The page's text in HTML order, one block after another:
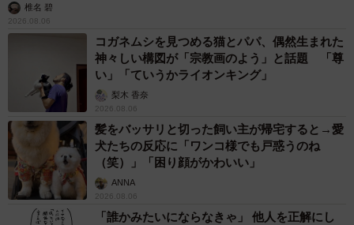
椎名 碧
2026.08.06
コガネムシを見つめる猫とパパ、偶然生まれた
神々しい構図が「宗教画のよう」と話題 「尊
い」「ていうかライオンキング」
梨木 香奈
2026.08.06
髪をバッサリと切った飼い主が帰宅すると→愛
犬たちの反応に「ワンコ様でも戸惑うのね
（笑）」「困り顔がかわいい」
ANNA
2026.08.06
「誰かみたいにならなきゃ」 他人を正解にし